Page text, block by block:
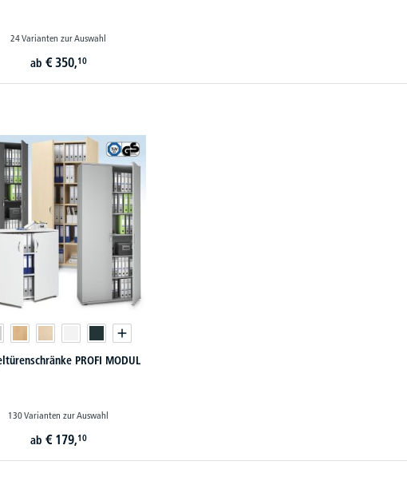
24 Varianten zur Auswahl
ab € 350,10
PROFI MODUL
130 Varianten zur Auswahl
ab € 179,10